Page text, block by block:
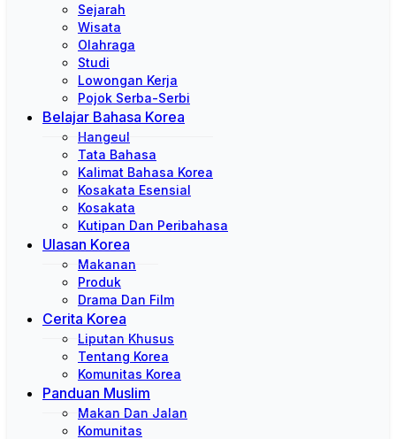
Sejarah
Wisata
Olahraga
Studi
Lowongan Kerja
Pojok Serba-Serbi
Belajar Bahasa Korea
Hangeul
Tata Bahasa
Kalimat Bahasa Korea
Kosakata Esensial
Kosakata
Kutipan Dan Peribahasa
Ulasan Korea
Makanan
Produk
Drama Dan Film
Cerita Korea
Liputan Khusus
Tentang Korea
Komunitas Korea
Panduan Muslim
Makan Dan Jalan
Komunitas